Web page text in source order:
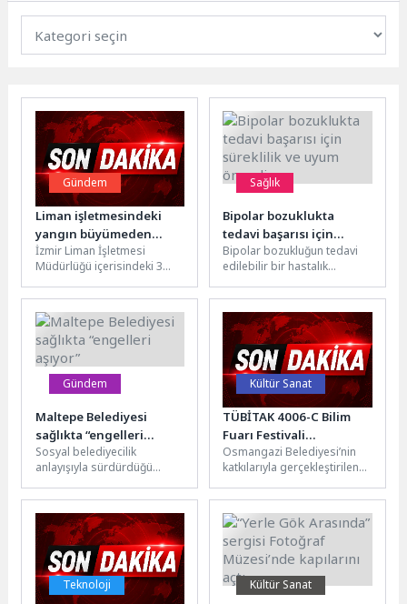
Gündem
Liman işletmesindeki
yangın büyümeden
söndürüldü
İzmir Liman İşletmesi
Müdürlüğü içerisindeki 3
yer alan Arşiv ve
Marangozhane...
Sağlık
Bipolar bozuklukta
tedavi başarısı için
süreklilik ve uyum
önemli
Bipolar bozukluğun tedavi
edilebilir bir hastalık
Atlas Üniversitesi Tıp
Fakültesi Ruh Sağlığı...
Gündem
Maltepe Belediyesi
sağlıkta “engelleri
aşıyor”
Sosyal belediyecilik
anlayışıyla sürdürdüğü
devam eden Maltepe
Belediyesi, sağlıkta da
engelleri aşmaya...
Kültür Sanat
TÜBİTAK 4006-C Bilim
Fuarı Festivali
Osmangazi’de Kapılarını
Açtı
Osmangazi Belediyesi’nin
katkılarıyla gerçekleştirilen
Festivali, Osmangazi
Meydanı’nda kapılarını açtı.
Bursa İl...
Teknoloji Kültür Sanat